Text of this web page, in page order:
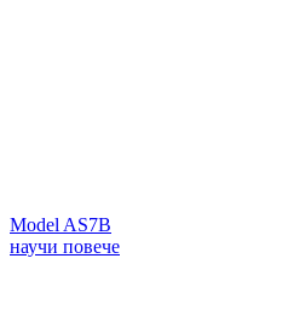
Model AS7B
научи повече